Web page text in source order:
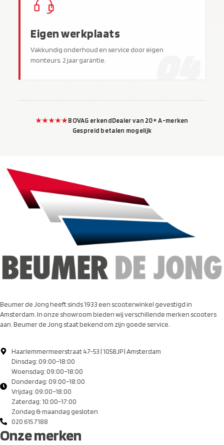
Eigen werkplaats
Vakkundig onderhoud en service door eigen
monteurs. 2 jaar garantie.
04
★★★★★BOVAG erkendDealer van 20+ A-merken
Gespreid betalen mogelijk
Beumer de Jong heeft sinds 1933 een scooterwinkel gevestigd in
Amsterdam. In onze showroom bieden wij verschillende merken scooters
aan. Beumer de Jong staat bekend om zijn goede service.
Haarlemmermeerstraat 47-53 | 1058JP | Amsterdam
Dinsdag: 09:00–18:00
Woensdag: 09:00–18:00
Donderdag: 09:00–18:00
Vrijdag: 09:00–18:00
Zaterdag: 10:00–17:00
Zondag & maandag gesloten
020 615 7188
Onze merken